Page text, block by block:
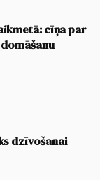
cīņa par
dzīvošanai